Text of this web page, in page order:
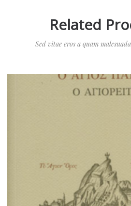
Related
Sed vitae eros a quam